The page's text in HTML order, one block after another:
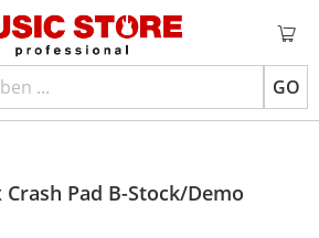
GO
Crash Pad B-Stock/Demo